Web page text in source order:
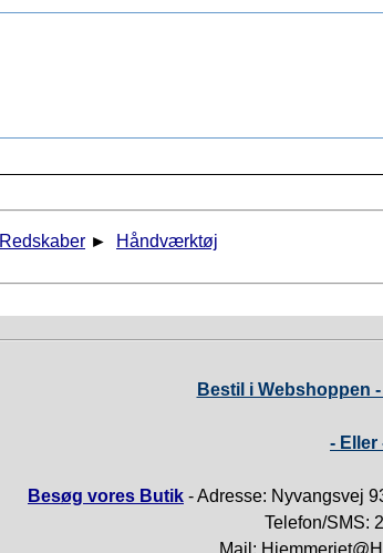
Redskaber ► Håndværktøj
Bestil i Webshoppen
- Eller
Besøg vores Butik - Adresse: Nyvangsvej
Telefon/SMS: